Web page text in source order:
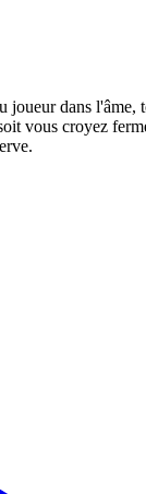
joueur dans
vous croyez